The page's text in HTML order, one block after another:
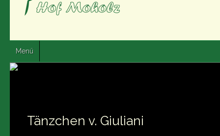
Menü
Tänzchen v. Giuliani